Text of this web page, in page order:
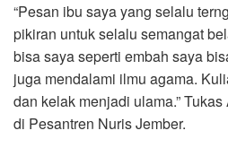
“Pesan ibu saya yang selalu
pikiran untuk selalu semangat
bisa saya seperti embah saya
juga mendalami ilmu agama.
dan kelak menjadi ulama.”
di Pesantren Nuris Jember.